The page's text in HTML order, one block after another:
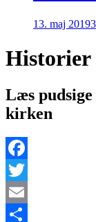
13. maj 2019
Læs
kirken
Facebook
Twitter
Email